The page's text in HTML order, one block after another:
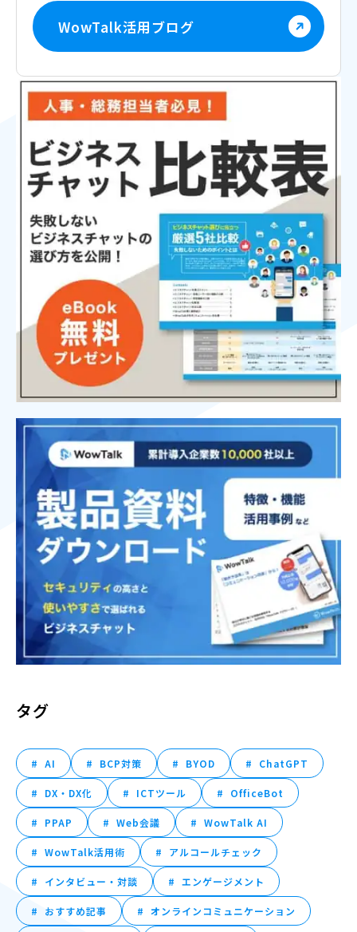
WowTalk活用ブログ
タグ
AI BCP対策 BYOD ChatGPT
DX・DX化 ICTツール OfficeBot
PPAP Web会議 WowTalk AI
WowTalk活用術 アルコールチェック
インタビュー・対談 エンゲージメント
おすすめ記事 オンラインコミュニケーション